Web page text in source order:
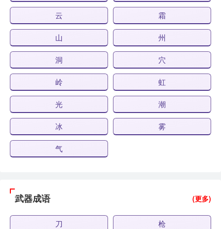
云 霜
山 州
洞 穴
岭 虹
光 潮
冰 雾
气
武器成语 (更多)
刀 枪